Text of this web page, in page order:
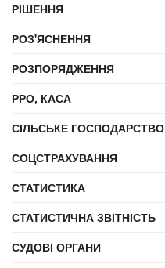
РІШЕННЯ
РОЗ'ЯСНЕННЯ
РОЗПОРЯДЖЕННЯ
РРО, КАСА
СІЛЬСЬКЕ ГОСПОДАРСТВО
СОЦСТРАХУВАННЯ
СТАТИСТИКА
СТАТИСТИЧНА ЗВІТНІСТЬ
СУДОВІ ОРГАНИ